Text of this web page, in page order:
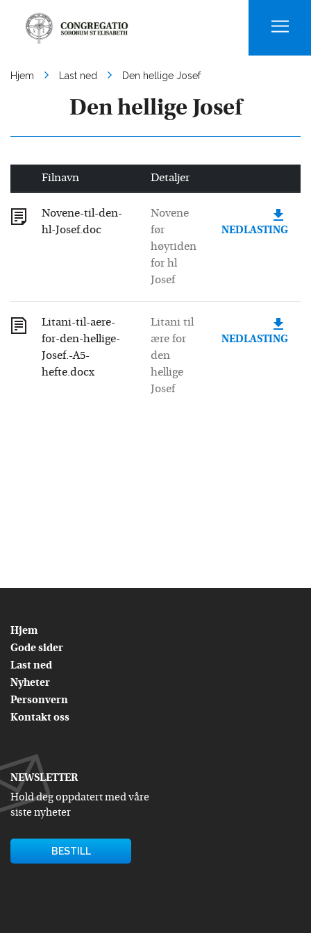
Hjem Last ned Den hellige Josef
Den hellige Josef
Filnavn Detaljer
Novene-til-den-
hl-Josef.doc
Novene
før
høytiden
for hl
Josef
NEDLASTING
Litani-til-aere-
for-den-hellige-
Josef.-A5-
hefte.docx
Litani til
ære for
den
hellige
Josef
NEDLASTING
Hjem
Gode sider
Last ned
Nyheter
Personvern
Kontakt oss
NEWSLETTER
Hold deg oppdatert med våre
siste nyheter
BESTILL